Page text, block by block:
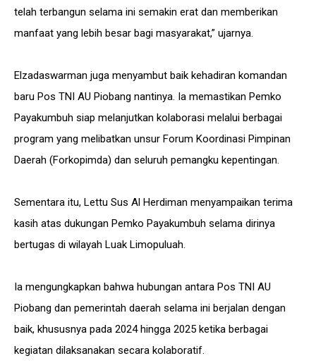
telah terbangun selama ini semakin erat dan memberikan
manfaat yang lebih besar bagi masyarakat,” ujarnya.
Elzadaswarman juga menyambut baik kehadiran komandan
baru Pos TNI AU Piobang nantinya. Ia memastikan Pemko
Payakumbuh siap melanjutkan kolaborasi melalui berbagai
program yang melibatkan unsur Forum Koordinasi Pimpinan
Daerah (Forkopimda) dan seluruh pemangku kepentingan.
Sementara itu, Lettu Sus Al Herdiman menyampaikan terima
kasih atas dukungan Pemko Payakumbuh selama dirinya
bertugas di wilayah Luak Limopuluah.
Ia mengungkapkan bahwa hubungan antara Pos TNI AU
Piobang dan pemerintah daerah selama ini berjalan dengan
baik, khususnya pada 2024 hingga 2025 ketika berbagai
kegiatan dilaksanakan secara kolaboratif.